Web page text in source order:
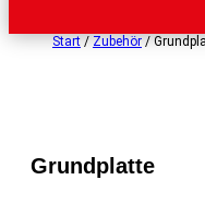
Start / Zubehör /
Grundplatte